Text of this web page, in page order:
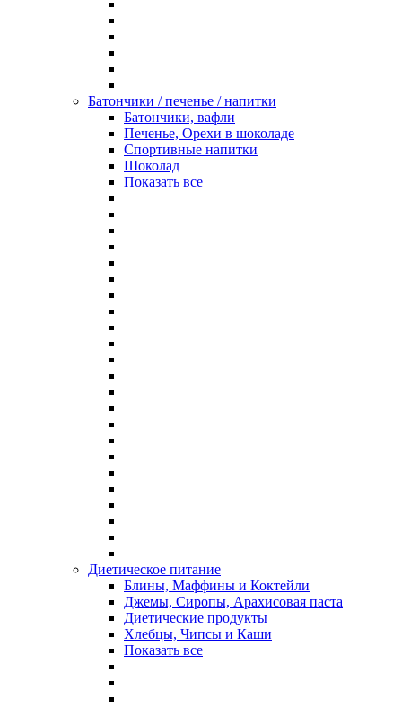
Батончики / печенье / напитки
Батончики, вафли
Печенье, Орехи в шоколаде
Спортивные напитки
Шоколад
Показать все
Диетическое питание
Блины, Маффины и Коктейли
Джемы, Сиропы, Арахисовая паста
Диетические продукты
Хлебцы, Чипсы и Каши
Показать все